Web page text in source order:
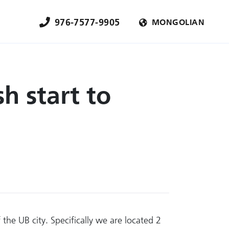
976-7577-9905 MONGOLIAN
start to
UB city. Specifically we are located 2